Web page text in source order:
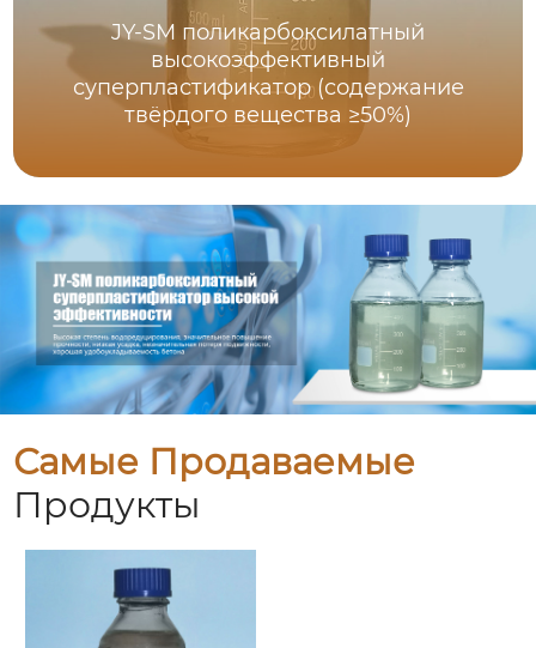
JY-SM поликарбоксилатный
высокоэффективный
суперпластификатор (содержание
твёрдого вещества ≥50%)
Самые Продаваемые
Продукты